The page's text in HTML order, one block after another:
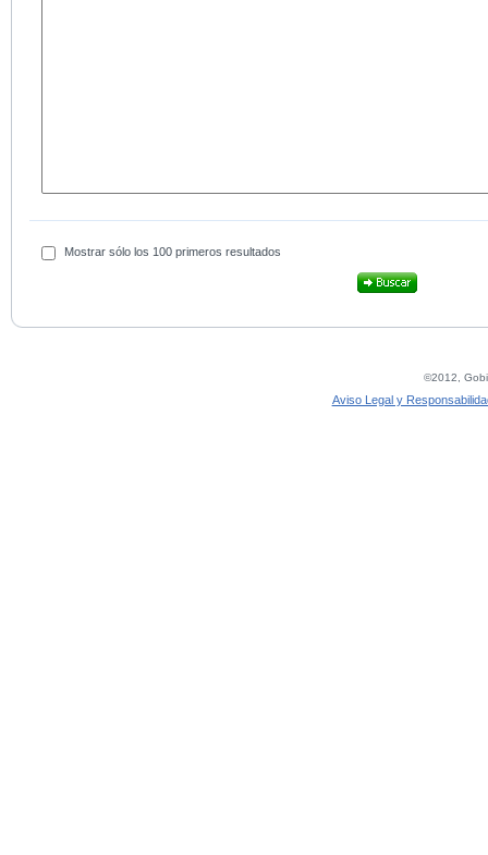
Mostrar sólo los 100 primeros resultados
©2012,
Aviso Legal y